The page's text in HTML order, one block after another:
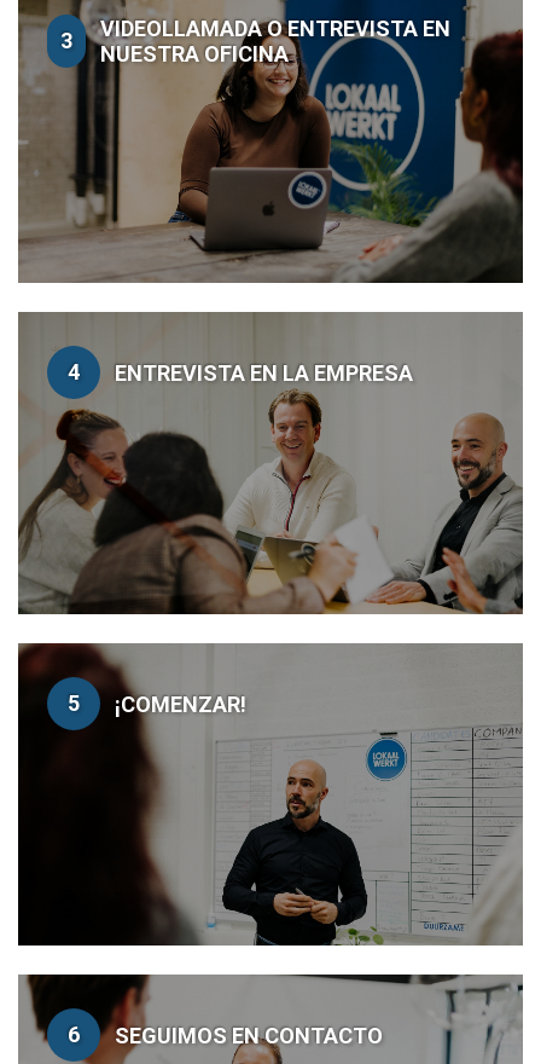
3
VIDEOLLAMADA O ENTREVISTA EN
NUESTRA OFICINA
4 ENTREVISTA EN LA EMPRESA
5 ¡COMENZAR!
6 SEGUIMOS EN CONTACTO